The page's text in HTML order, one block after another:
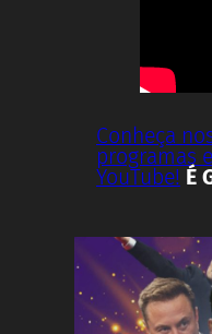
Conheça
programas
YouTube! É